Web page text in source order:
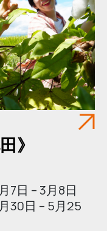
》
7日 – 3月8日
30日 – 5月25